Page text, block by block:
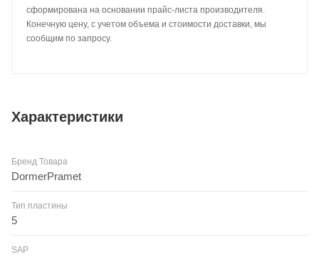
сформирована на основании прайс-листа производителя.
Конечную цену, с учетом объема и стоимости доставки, мы
сообщим по запросу.
Характеристики
Бренд Товара
DormerPramet
Тип пластины
5
SAP